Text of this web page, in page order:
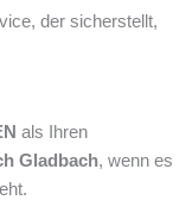
der sicherstellt,
als Ihren
Gladbach, wenn es